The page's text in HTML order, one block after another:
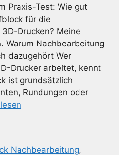
Praxis-Test: Wie gut
für die
Drucken? Meine
Warum Nachbearbeitung
dazugehört Wer
Drucker arbeitet, kennt
ist grundsätzlich
Rundungen oder
Nachbearbeitung,